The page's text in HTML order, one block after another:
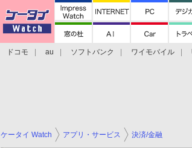
ドコモ au ソフトバンク ワイモバイル
ケータイ Watch アプリ・サービス 決済/金融